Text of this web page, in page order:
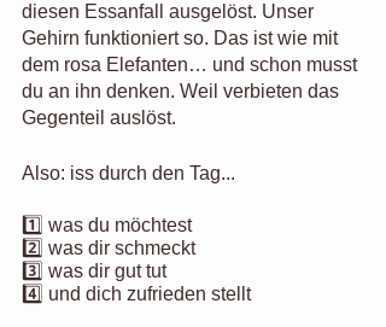
diesen Essanfall ausgelöst. Unser
Gehirn funktioniert so. Das ist wie mit
dem rosa Elefanten… und schon musst
du an ihn denken. Weil verbieten das
Gegenteil auslöst.
Also: iss durch den Tag...
1️⃣ was du möchtest
2️⃣ was dir schmeckt
3️⃣ was dir gut tut
4️⃣ und dich zufrieden stellt